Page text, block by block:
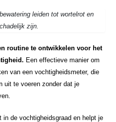
leiden tot wortelrot en
zijn.
routine te ontwikkelen voor het
Een effectieve manier om
van een vochtigheidsmeter, die
uit te voeren zonder dat je
de vochtigheidsgraad en helpt je